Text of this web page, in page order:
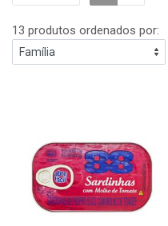
13 produtos ordenados por: